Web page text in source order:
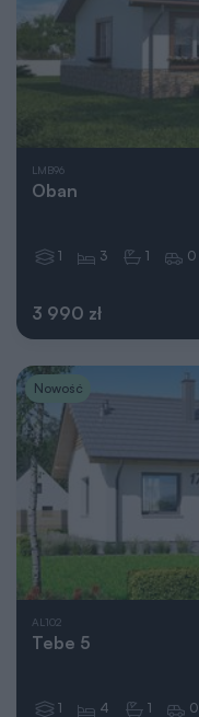
LMB96
Oban
3 990 zł
1 3 1 0
Nowość
AL102
Tebe 5
1 4 1 0